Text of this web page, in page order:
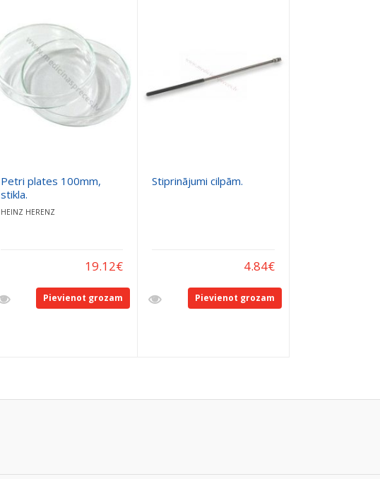
Petri plates 100mm,
stikla.
HEINZ HERENZ
19.12€
Pievienot grozam
Stiprinājumi cilpām.
4.84€
Pievienot grozam